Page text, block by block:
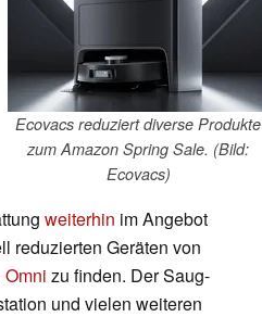
Ecovacs reduziert diverse Produkte
zum Amazon Spring Sale. (Bild:
Ecovacs)
weiterhin im Angebot
reduzierten Geräten von
zu finden. Der Saug-
und vielen weiteren